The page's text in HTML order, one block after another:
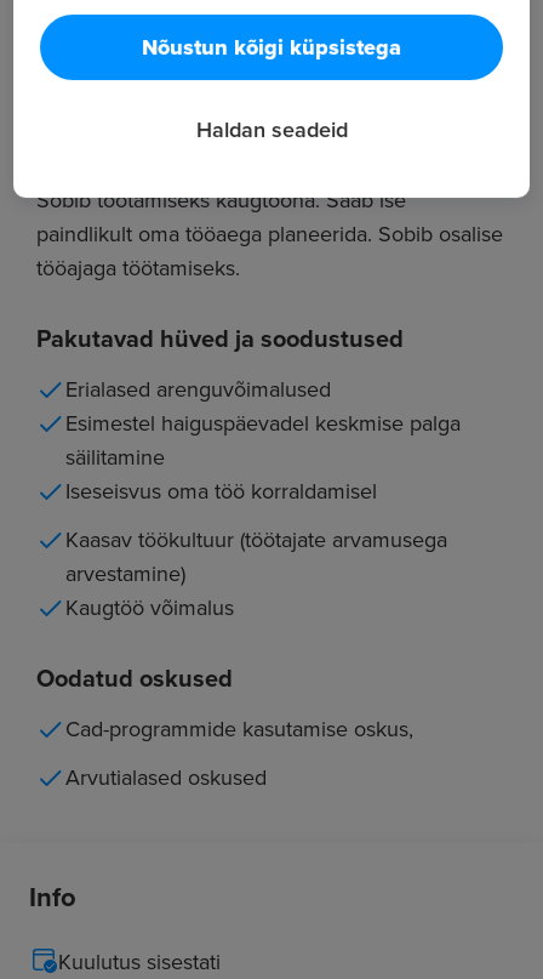
teadmised
Hea cad-programmi kasutamise oskus.
Sobib töötamiseks kaugtööna. Saab ise
paindlikult oma tööaega planeerida. Sobib osalise
tööajaga töötamiseks.
Pakutavad hüved ja soodustused
Erialased arenguvõimalused
Esimestel haiguspäevadel keskmise palga
säilitamine
Iseseisvus oma töö korraldamisel
Kaasav töökultuur (töötajate arvamusega
arvestamine)
Kaugtöö võimalus
Oodatud oskused
Cad-programmide kasutamise oskus,
Arvutialased oskused
Info
Kuulutus sisestati
Nõustun kõigi küpsistega
Haldan seadeid